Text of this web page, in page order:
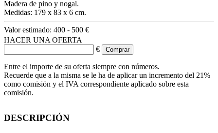
Madera de pino y nogal.
Medidas: 179 x 83 x 6 cm.
Valor estimado: 400 - 500 €
HACER UNA OFERTA
€
Entre el importe de su oferta siempre con números.
Recuerde que a la misma se le ha de aplicar un incremento del 21%
como comisión y el IVA correspondiente aplicado sobre esta
comisión.
DESCRIPCIÓN